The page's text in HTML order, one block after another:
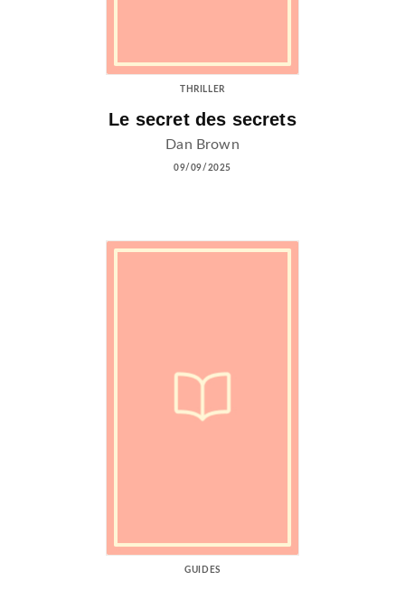
THRILLER
Le secret des secrets
Dan Brown
09/09/2025
GUIDES